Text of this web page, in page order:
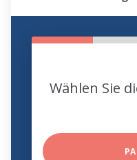
Wählen Sie